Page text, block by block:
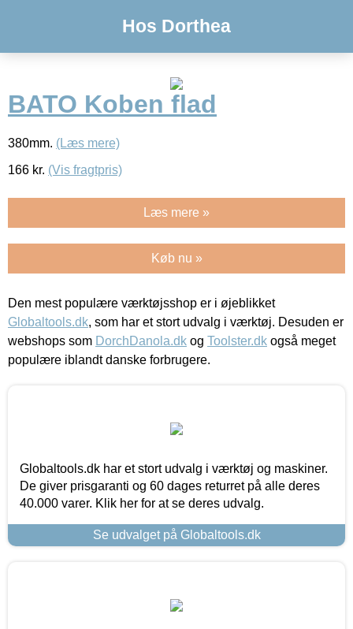
Hos Dorthea
BATO Koben flad
380mm. (Læs mere)
166 kr. (Vis fragtpris)
Læs mere »
Køb nu »
Den mest populære værktøjsshop er i øjeblikket
Globaltools.dk, som har et stort udvalg i værktøj. Desuden er
webshops som DorchDanola.dk og Toolster.dk også meget
populære iblandt danske forbrugere.
Globaltools.dk har et stort udvalg i værktøj og maskiner.
De giver prisgaranti og 60 dages returret på alle deres
40.000 varer. Klik her for at se deres udvalg.
Se udvalget på Globaltools.dk